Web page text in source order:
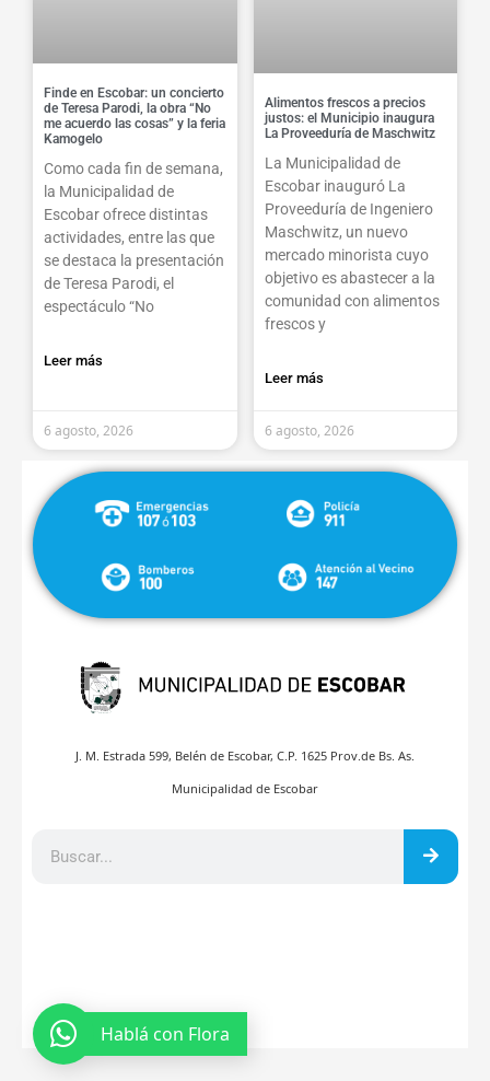
Finde en Escobar: un concierto
de Teresa Parodi, la obra “No
me acuerdo las cosas” y la feria
Kamogelo
Como cada fin de semana,
la Municipalidad de
Escobar ofrece distintas
actividades, entre las que
se destaca la presentación
de Teresa Parodi, el
espectáculo “No
Leer más
6 agosto, 2026
Alimentos frescos a precios
justos: el Municipio inaugura
La Proveeduría de Maschwitz
La Municipalidad de
Escobar inauguró La
Proveeduría de Ingeniero
Maschwitz, un nuevo
mercado minorista cuyo
objetivo es abastecer a la
comunidad con alimentos
frescos y
Leer más
6 agosto, 2026
J. M. Estrada 599, Belén de Escobar, C.P. 1625 Prov.de Bs. As.
Municipalidad de Escobar
Hablá con Flora